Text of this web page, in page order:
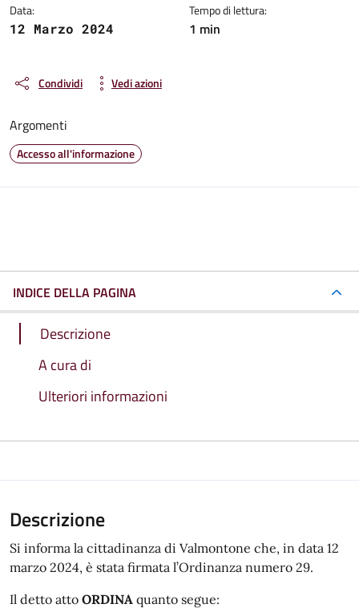
Data:
12 Marzo 2024
Tempo di lettura:
1 min
Condividi Vedi azioni
Argomenti
Accesso all'informazione
INDICE DELLA PAGINA
Descrizione
A cura di
Ulteriori informazioni
Descrizione
Si informa la cittadinanza di Valmontone che, in data 12
marzo 2024, è stata firmata l’Ordinanza numero 29.
Il detto atto ORDINA quanto segue: